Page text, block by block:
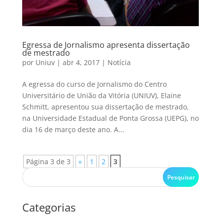
Egressa de Jornalismo apresenta dissertação
de mestrado
por Uniuv| abr 4, 2017| Notícia
A egressa do curso de Jornalismo do Centro
Universitário de União da Vitória (UNIUV), Elaine
Schmitt, apresentou sua dissertação de mestrado,
na Universidade Estadual de Ponta Grossa (UEPG), no
dia 16 de março deste ano. A...
Página 3 de 3 « 1 2 3
Categorias